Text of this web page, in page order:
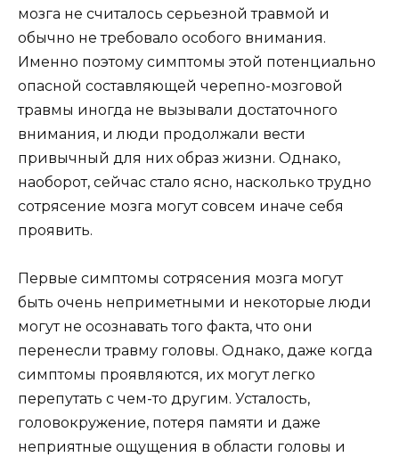
мозга не считалось серьезной травмой и
обычно не требовало особого внимания.
Именно поэтому симптомы этой потенциально
опасной составляющей черепно-мозговой
травмы иногда не вызывали достаточного
внимания, и люди продолжали вести
привычный для них образ жизни. Однако,
наоборот, сейчас стало ясно, насколько трудно
сотрясение мозга могут совсем иначе себя
проявить.
Первые симптомы сотрясения мозга могут
быть очень неприметными и некоторые люди
могут не осознавать того факта, что они
перенесли травму головы. Однако, даже когда
симптомы проявляются, их могут легко
перепутать с чем-то другим. Усталость,
головокружение, потеря памяти и даже
неприятные ощущения в области головы и